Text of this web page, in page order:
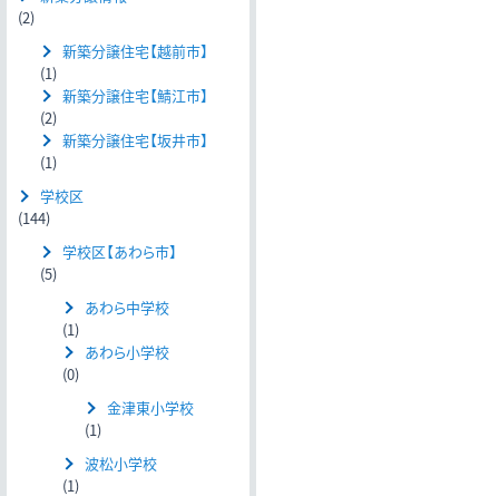
(2)
新築分譲住宅【越前市】
(1)
新築分譲住宅【鯖江市】
(2)
新築分譲住宅【坂井市】
(1)
学校区
(144)
学校区【あわら市】
(5)
あわら中学校
(1)
あわら小学校
(0)
金津東小学校
(1)
波松小学校
(1)